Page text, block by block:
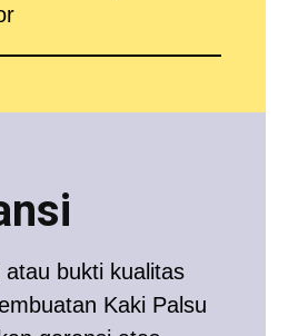
atau bukti kualitas
Kaki Palsu